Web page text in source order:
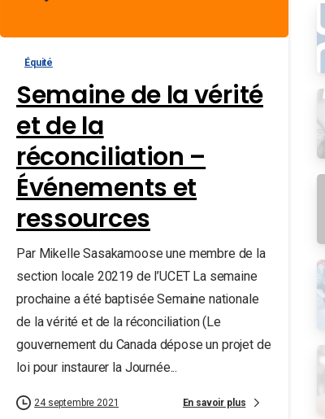
Équité
Semaine de la vérité
et de la
réconciliation –
Événements et
ressources
Par Mikelle Sasakamoose une membre de la
section locale 20219 de l’UCET La semaine
prochaine a été baptisée Semaine nationale
de la vérité et de la réconciliation (Le
gouvernement du Canada dépose un projet de
loi pour instaurer la Journée...
24 septembre 2021 En savoir plus